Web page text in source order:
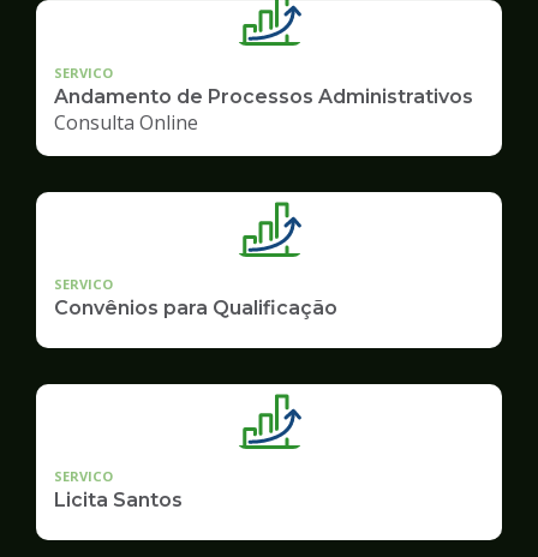
SERVICO
Andamento de Processos Administrativos
Consulta Online
SERVICO
Convênios para Qualificação
SERVICO
Licita Santos